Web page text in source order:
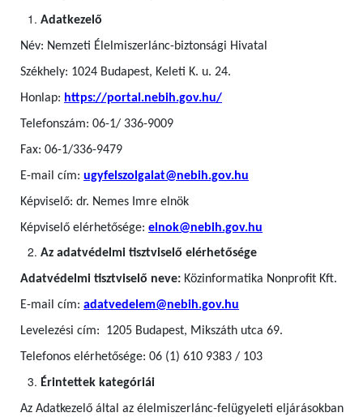
Adatkezelő
Név: Nemzeti Élelmiszerlánc-biztonsági Hivatal
Székhely: 1024 Budapest, Keleti K. u. 24.
Honlap: https://portal.nebih.gov.hu/
Telefonszám: 06-1/ 336-9009
Fax: 06-1/336-9479
E-mail cím: ugyfelszolgalat@nebih.gov.hu
Képviselő: dr. Nemes Imre elnök
Képviselő elérhetősége: elnok@nebih.gov.hu
Az adatvédelmi tisztviselő elérhetősége
Adatvédelmi tisztviselő neve: Közinformatika Nonprofit Kft.
E-mail cím: adatvedelem@nebih.gov.hu
Levelezési cím: 1205 Budapest, Mikszáth utca 69.
Telefonos elérhetősége: 06 (1) 610 9383 / 103
Érintettek kategóriái
Az Adatkezelő által az élelmiszerlánc-felügyeleti eljárásokban